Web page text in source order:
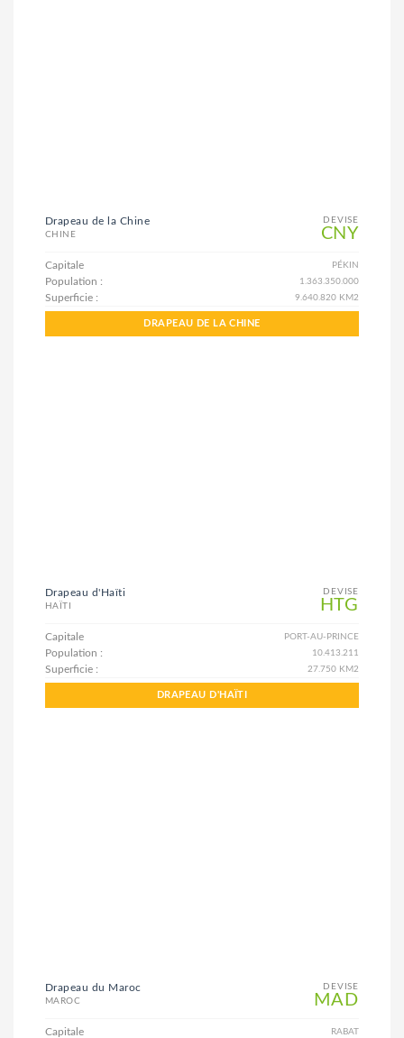
DEVISE
CNY
Drapeau de la Chine
CHINE
Capitale PÉKIN
Population : 1.363.350.000
Superficie : 9.640.820 KM2
DRAPEAU DE LA CHINE
DEVISE
HTG
Drapeau d'Haïti
HAÏTI
Capitale PORT-AU-PRINCE
Population : 10.413.211
Superficie : 27.750 KM2
DRAPEAU D'HAÏTI
DEVISE
MAD
Drapeau du Maroc
MAROC
Capitale RABAT